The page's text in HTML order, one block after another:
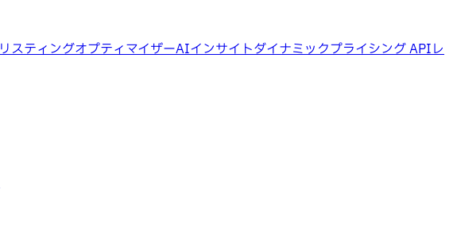
リスティングオプティマイザーAIインサイトダイナミックプライシング APIレ